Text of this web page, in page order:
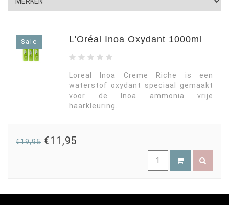
Sale L'Oréal Inoa Oxydant 1000ml
Loreal Inoa Creme Riche is een
waterstof oxydant speciaal gemaakt
voor de Inoa ammonia vrije
haarkleuring.
€19,95 €11,95